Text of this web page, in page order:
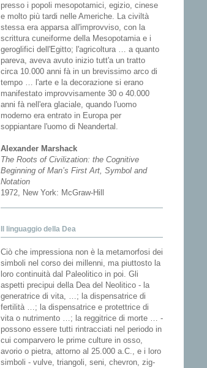
presso i popoli mesopotamici, egizio, cinese
e molto più tardi nelle Americhe. La civiltà
stessa era apparsa all'improvviso, con la
scrittura cuneiforme della Mesopotamia e i
geroglifici dell'Egitto; l'agricoltura … a quanto
pareva, aveva avuto inizio tutt'a un tratto
circa 10.000 anni fà in un brevissimo arco di
tempo … l'arte e la decorazione si erano
manifestato improvvisamente 30 o 40.000
anni fà nell'era glaciale, quando l'uomo
moderno era entrato in Europa per
soppiantare l'uomo di Neandertal.
Alexander Marshack
The Roots of Civilization: the Cognitive
Beginning of Man’s First Art, Symbol and
Notation
1972, New York: McGraw-Hill
Il linguaggio della Dea
Ciò che impressiona non è la metamorfosi dei
simboli nel corso dei millenni, ma piuttosto la
loro continuità dal Paleolitico in poi. Gli
aspetti precipui della Dea del Neolitico - la
generatrice di vita, …; la dispensatrice di
fertilità …; la dispensatrice e protettrice di
vita o nutrimento …; la reggitrice di morte … -
possono essere tutti rintracciati nel periodo in
cui comparvero le prime culture in osso,
avorio o pietra, attorno al 25.000 a.C., e i loro
simboli - vulve, triangoli, seni, chevron, zig-